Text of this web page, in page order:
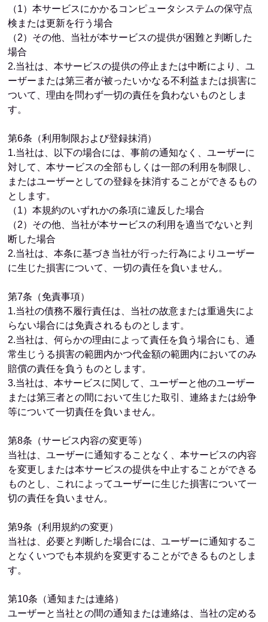
（1）本サービスにかかるコンピュータシステムの保守点
検または更新を行う場合
（2）その他、当社が本サービスの提供が困難と判断した
場合
2.当社は、本サービスの提供の停止または中断により、ユ
ーザーまたは第三者が被ったいかなる不利益または損害に
ついて、理由を問わず一切の責任を負わないものとしま
す。
第6条（利用制限および登録抹消）
1.当社は、以下の場合には、事前の通知なく、ユーザーに
対して、本サービスの全部もしくは一部の利用を制限し、
またはユーザーとしての登録を抹消することができるもの
とします。
（1）本規約のいずれかの条項に違反した場合
（2）その他、当社が本サービスの利用を適当でないと判
断した場合
2.当社は、本条に基づき当社が行った行為によりユーザー
に生じた損害について、一切の責任を負いません。
第7条（免責事項）
1.当社の債務不履行責任は、当社の故意または重過失によ
らない場合には免責されるものとします。
2.当社は、何らかの理由によって責任を負う場合にも、通
常生じうる損害の範囲内かつ代金額の範囲内においてのみ
賠償の責任を負うものとします。
3.当社は、本サービスに関して、ユーザーと他のユーザー
または第三者との間において生じた取引、連絡または紛争
等について一切責任を負いません。
第8条（サービス内容の変更等）
当社は、ユーザーに通知することなく、本サービスの内容
を変更しまたは本サービスの提供を中止することができる
ものとし、これによってユーザーに生じた損害について一
切の責任を負いません。
第9条（利用規約の変更）
当社は、必要と判断した場合には、ユーザーに通知するこ
となくいつでも本規約を変更することができるものとしま
す。
第10条（通知または連絡）
ユーザーと当社との間の通知または連絡は、当社の定める